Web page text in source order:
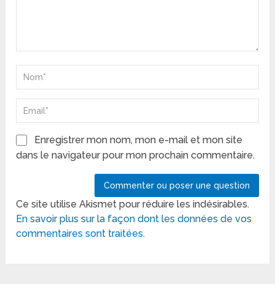
Enregistrer mon nom, mon e-mail et mon site
dans le navigateur pour mon prochain commentaire.
Ce site utilise Akismet pour réduire les indésirables.
En savoir plus sur la façon dont les données de vos
commentaires sont traitées.